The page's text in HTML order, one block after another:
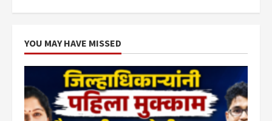
YOU MAY HAVE MISSED